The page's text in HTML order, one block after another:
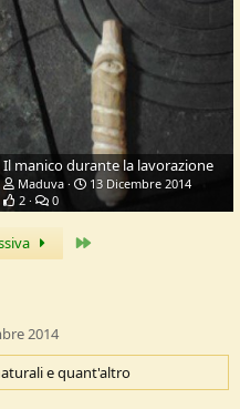
Il manico durante la lavorazione
Maduva
13 Dicembre 2014
2
0
2014
e quant'altro